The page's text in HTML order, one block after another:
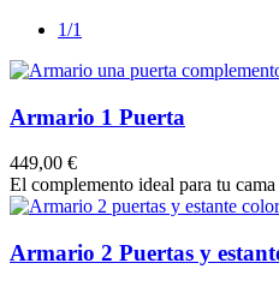
1/1
Armario 1 Puerta
449,00 €
El complemento ideal para tu
Armario 2 Puertas y